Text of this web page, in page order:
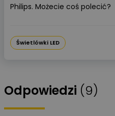
Philips. Możecie coś polecić?
Świetlówki LED
Odpowiedzi (9)